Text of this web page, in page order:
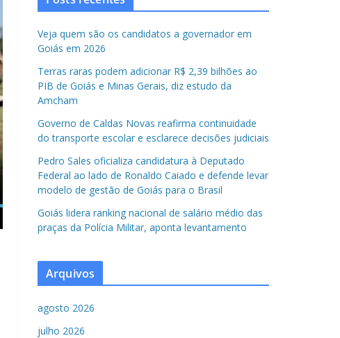
Veja quem são os candidatos a governador em
Goiás em 2026
Terras raras podem adicionar R$ 2,39 bilhões ao
PIB de Goiás e Minas Gerais, diz estudo da
Amcham
Governo de Caldas Novas reafirma continuidade
do transporte escolar e esclarece decisões judiciais
Pedro Sales oficializa candidatura à Deputado
Federal ao lado de Ronaldo Caiado e defende levar
modelo de gestão de Goiás para o Brasil
Goiás lidera ranking nacional de salário médio das
praças da Polícia Militar, aponta levantamento
Arquivos
agosto 2026
julho 2026